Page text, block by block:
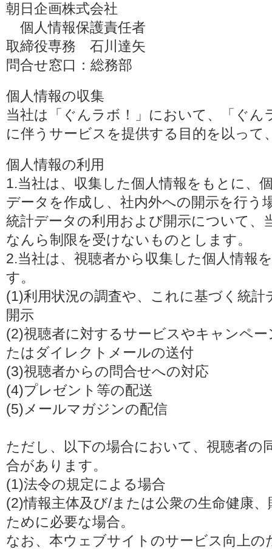
朝日企画株式会社
個人情報保護責任者
取締役専務 石川達矢
問合せ窓口：総務部
個人情報の収集
当社は「ぐんラボ！」において、「ぐ
に伴うサービスを提供する目的を以って
個人情報の利用
1.当社は、収集した個人情報をもとに、
データを作成し、社内外への開示を行う
統計データの利用および開示について、
なんら制限を受けないものとします。
2.当社は、視聴者から収集した個人情報
す。
(1)利用状況の調査や、これに基づく統
開示
(2)視聴者に対するサービスやキャンペ
たはダイレクトメールの送付
(3)視聴者からの問合せへの対応
(4)プレゼント等の配送
(5)メールマガジンの配信
ただし、以下の場合において、視聴者の
合があります。
(1)法令の規定による場合
(2)情報主体及び/または公衆の生命健康
ために必要な場合。
なお、本ウェブサイトのサービス向上